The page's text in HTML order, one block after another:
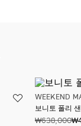
WEEKEND
보니토 폴리
₩638,000